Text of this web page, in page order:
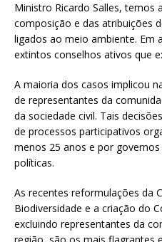
Ministro Ricardo Salles, temos
composição e das atribuições
ligados ao meio ambiente. Em
extintos conselhos ativos que
A maioria dos casos implicou
de representantes da
da sociedade civil. Tais
de processos participativos
menos 25 anos e por
políticas.
As recentes reformulações da
Biodiversidade e a criação do
excluindo representantes da